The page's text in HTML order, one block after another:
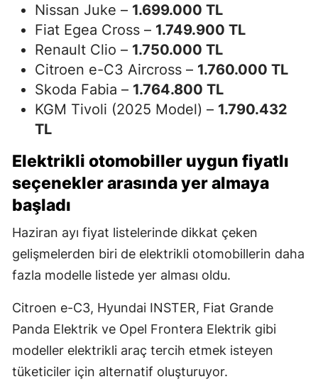
Nissan Juke – 1.699.000 TL
Fiat Egea Cross – 1.749.900 TL
Renault Clio – 1.750.000 TL
Citroen e-C3 Aircross – 1.760.000 TL
Skoda Fabia – 1.764.800 TL
KGM Tivoli (2025 Model) – 1.790.432
TL
Elektrikli otomobiller uygun fiyatlı
seçenekler arasında yer almaya
başladı
Haziran ayı fiyat listelerinde dikkat çeken
gelişmelerden biri de elektrikli otomobillerin daha
fazla modelle listede yer alması oldu.
Citroen e-C3, Hyundai INSTER, Fiat Grande
Panda Elektrik ve Opel Frontera Elektrik gibi
modeller elektrikli araç tercih etmek isteyen
tüketiciler için alternatif oluşturuyor.